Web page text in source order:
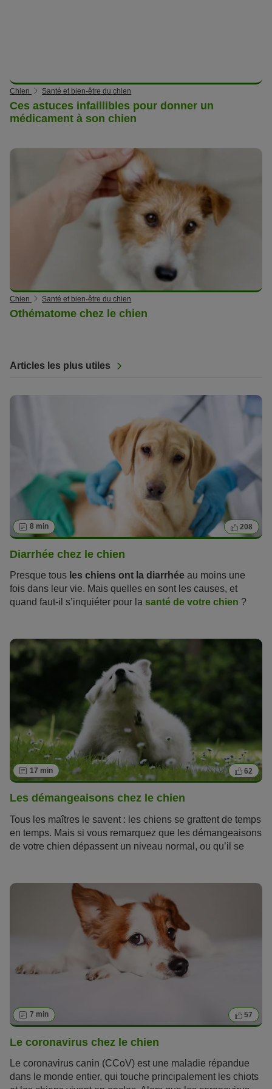
Chien Santé et bien-être du chien
Ces astuces infaillibles pour donner un
médicament à son chien
Chien Santé et bien-être du chien
Othématome chez le chien
Articles les plus utiles
8 min 208
Diarrhée chez le chien
Presque tous les chiens ont la diarrhée au moins une
fois dans leur vie. Mais quelles en sont les causes, et
quand faut-il s’inquiéter pour la santé de votre chien ?
17 min 62
Les démangeaisons chez le chien
Tous les maîtres le savent : les chiens se grattent de temps
en temps. Mais si vous remarquez que les démangeaisons
de votre chien dépassent un niveau normal, ou qu’il se
démangeaisons chez le chien peuvent gravement nuire à
son bien-être et à sa qualité de vie. Parfois, elles sont si
intenses que le chien et son maître ne peuvent plus dormir.
7 min 57
Le coronavirus chez le chien
Le coronavirus canin (CCoV) est une maladie répandue
dans le monde entier, qui touche principalement les chiots